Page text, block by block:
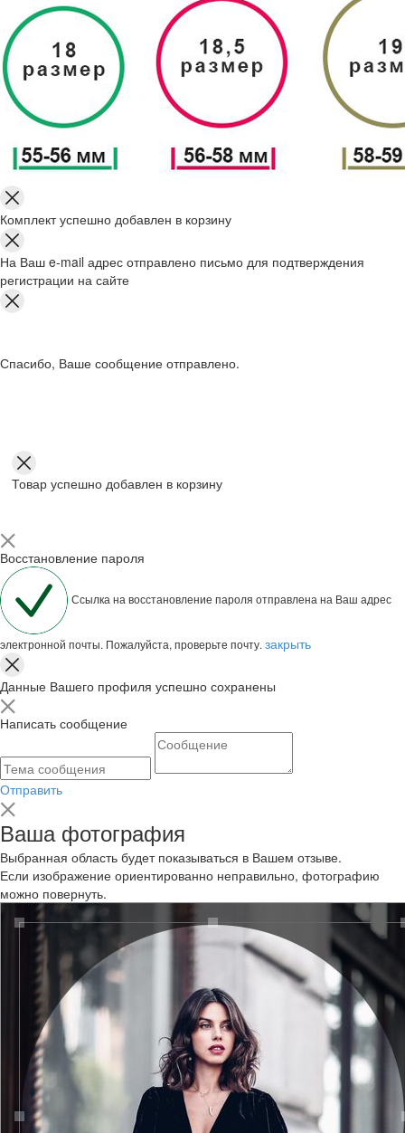
Комплект успешно добавлен в корзину
На Ваш e-mail адрес отправлено письмо для подтверждения
регистрации на сайте
Спасибо, Ваше сообщение отправлено.
Товар успешно добавлен в корзину
Восстановление пароля
Ссылка на восстановление пароля отправлена на Ваш адрес
электронной почты. Пожалуйста, проверьте почту. закрыть
Данные Вашего профиля успешно сохранены
Написать сообщение
Отправить
Ваша фотография
Выбранная область будет показываться в Вашем отзыве.
Если изображение ориентированно неправильно, фотографию
можно повернуть.